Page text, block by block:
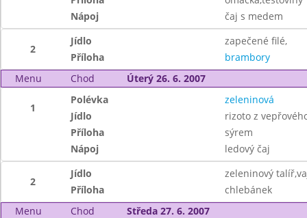
Nápoj
čaj s medem
2
Jídlo
zapečené filé,
Příloha
brambory
Menu
Chod Úterý 26. 6. 2007
1
Polévka
zeleninová
Jídlo
rizoto z
Příloha
sýrem
Nápoj
ledový čaj
2
Jídlo
zeleninový
Příloha
chlebánek
Menu
Chod Středa 27. 6. 2007